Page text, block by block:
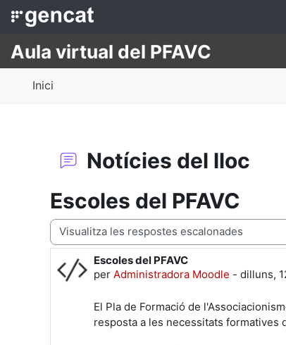
Ves al contingut principal
Aula virtual del PFAVC
Inici
Notícies del lloc
Escoles del PFAVC
Mode de visualització
Escoles del PFAVC
per Administradora Moodle - dilluns,
Nombre de respostes: 0
El Pla de Formació de
resposta a les necessitats formatives